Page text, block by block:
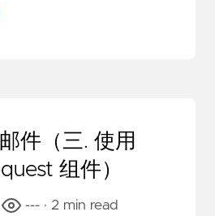
件（三. 使用
组件）
--- · 2 min read